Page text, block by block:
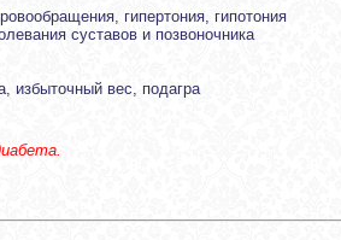
гипертония, гипотония
суставов и позвоночника
избыточный вес, подагра